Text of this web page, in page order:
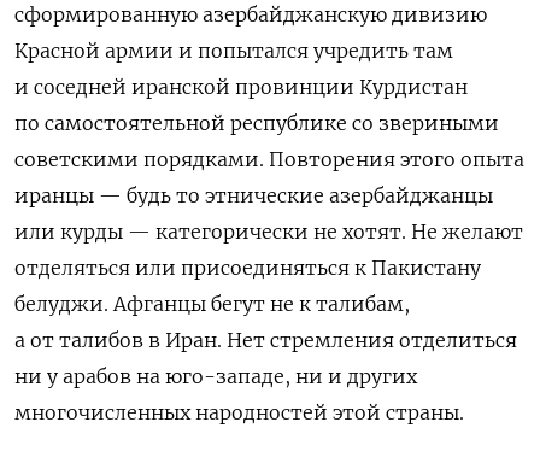
сформированную азербайджанскую дивизию
Красной армии и попытался учредить там
и соседней иранской провинции Курдистан
по самостоятельной республике со звериными
советскими порядками. Повторения этого опыта
иранцы — будь то этнические азербайджанцы
или курды — категорически не хотят. Не желают
отделяться или присоединяться к Пакистану
белуджи. Афганцы бегут не к талибам,
а от талибов в Иран. Нет стремления отделиться
ни у арабов на юго-западе, ни и других
многочисленных народностей этой страны.